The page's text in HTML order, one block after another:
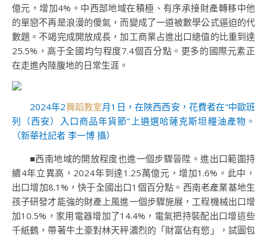
億元，增加4%。中西部地域在積極、有序承接財產轉移中他
的單戀不再是浪漫的傻氣，而變成了一道被數學公式逼迫的代
數題。不竭完成開放成長，加工商業占進出口總值的比重到達
25.5%，高于全國均勻程度7.4個百分點。更多的國際元素正
在走進內陸腹地的日常生涯。
2024年2舞蹈教室月1日，在陜西西安，花費者在“中歐班
列（西安）入口商品年貨節”上遴選哈薩克斯坦糧油產物。
（新華社記者 李一博 攝）
■西南地域的開放程度也進一個步驟晉陞。進出口範圍持
續4年立異高，2024年到達1.25萬億元，增加1.6%。此中，
出口增加8.1%，快于全國出口1個百分點。西南老產業基地生
孩子研發才能強的財產上風進一個步驟施展，工程機械出口增
加10.5%，家用電器增加了14.4%，電氣把持裝配出口增這些
千紙鶴，帶著牛土豪對林天秤濃烈的「財富佔有慾」，試圖包